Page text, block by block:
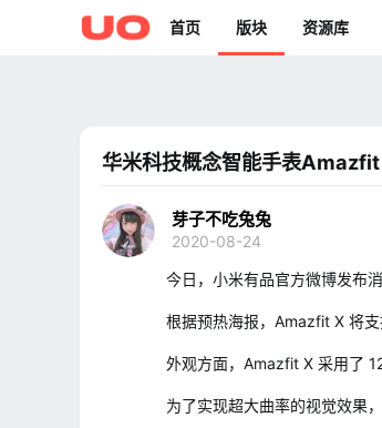
首页 版块 资源库
华米科技概念智能手表Amazfit
芽子不吃兔兔
2020-08-24
今日，小米有品官方微博发布
根据预热海报，Amazfit X 将
外观方面，Amazfit X 采用了
为了实现超大曲率的视觉效果